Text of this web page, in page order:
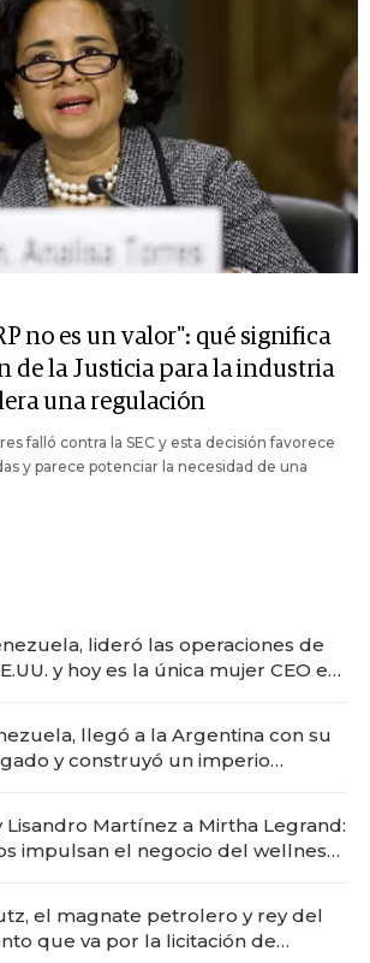
no es un valor": qué significa
de la Justicia para la industria
una regulación
falló contra la SEC y esta decisión favorece
y parece potenciar la necesidad de una
lideró las operaciones de
y hoy es la única mujer CEO en
llegó a la Argentina con su
y construyó un imperio
Lisandro Martínez a Mirtha Legrand:
impulsan el negocio del wellness
el magnate petrolero y rey del
que va por la licitación de